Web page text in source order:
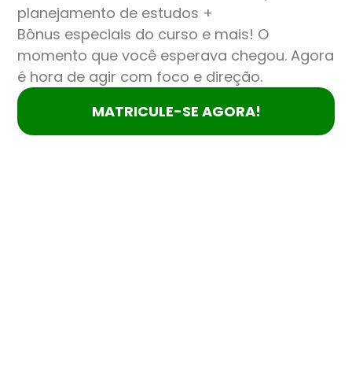
planejamento de estudos +
Bônus especiais do curso e mais! O
momento que você esperava chegou. Agora
é hora de agir com foco e direção.
MATRICULE-SE AGORA!